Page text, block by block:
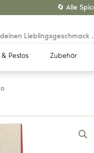
🔄 Alle
& Pestos Zubehör